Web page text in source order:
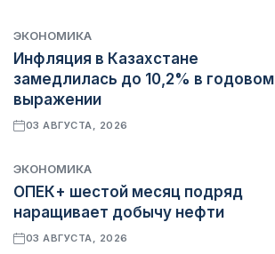
ЭКОНОМИКА
Инфляция в Казахстане
замедлилась до 10,2% в годовом
выражении
03 АВГУСТА, 2026
ЭКОНОМИКА
ОПЕК+ шестой месяц подряд
наращивает добычу нефти
03 АВГУСТА, 2026